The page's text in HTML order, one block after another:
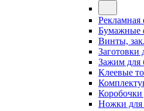
Рекламная
Бумажные
Винты,
Заготовки
Зажим для
Клеевые
Коробочки
Ножки для